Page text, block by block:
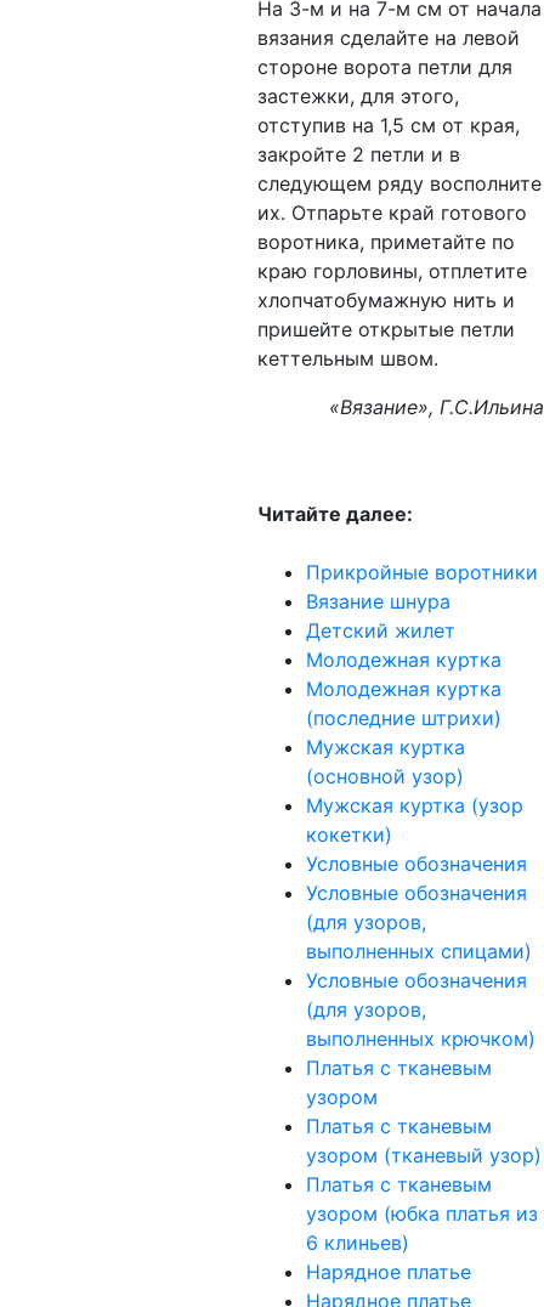
На 3-м и на 7-м см от начала
вязания сделайте на левой
стороне ворота петли для
застежки, для этого,
отступив на 1,5 см от края,
закройте 2 петли и в
следующем ряду восполните
их. Отпарьте край готового
воротника, приметайте по
краю горловины, отплетите
хлопчатобумажную нить и
пришейте открытые петли
кеттельным швом.
«Вязание», Г.С.Ильина
Читайте далее:
Прикройные воротники
Вязание шнура
Детский жилет
Молодежная куртка
Молодежная куртка
(последние штрихи)
Мужская куртка
(основной узор)
Мужская куртка (узор
кокетки)
Условные обозначения
Условные обозначения
(для узоров,
выполненных спицами)
Условные обозначения
(для узоров,
выполненных крючком)
Платья с тканевым
узором
Платья с тканевым
узором (тканевый узор)
Платья с тканевым
узором (юбка платья из
6 клиньев)
Нарядное платье
Нарядное платье